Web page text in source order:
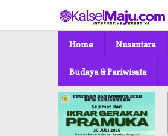
konten
Home Nusantara
Budaya & Pariwisata